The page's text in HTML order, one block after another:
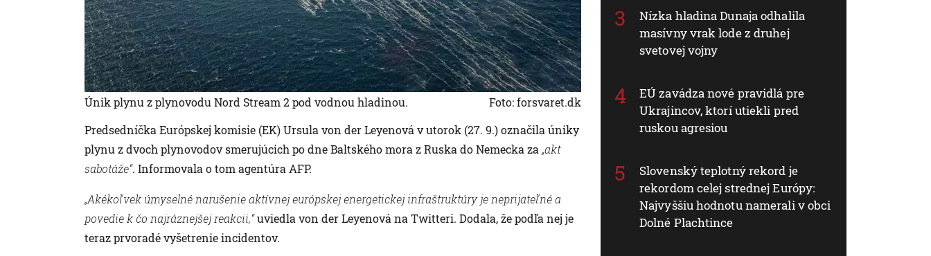
Únik plynu z plynovodu Nord Stream 2 pod vodnou hladinou.
Foto: forsvaret.dk
Predsedníčka Európskej komisie (EK) Ursula von der Leyenová v utorok (27. 9.) označila úniky
plynu z dvoch plynovodov smerujúcich po dne Baltského mora z Ruska do Nemecka za „akt
sabotáže“. Informovala o tom agentúra AFP.
„Akékoľvek úmyselné narušenie aktívnej európskej energetickej infraštruktúry je neprijateľné a
povedie k čo najráznejšej reakcii,“uviedla von der Leyenová na Twitteri. Dodala, že podľa nej je
teraz prvoradé vyšetrenie incidentov.
Nízka hladina Dunaja odhalila
masívny vrak lode z druhej
svetovej vojny
EÚ zavádza nové pravidlá pre
Ukrajincov, ktorí utiekli pred
ruskou agresiou
Slovenský teplotný rekord je
rekordom celej strednej Európy:
Najvyššiu hodnotu namerali v obci
Dolné Plachtince